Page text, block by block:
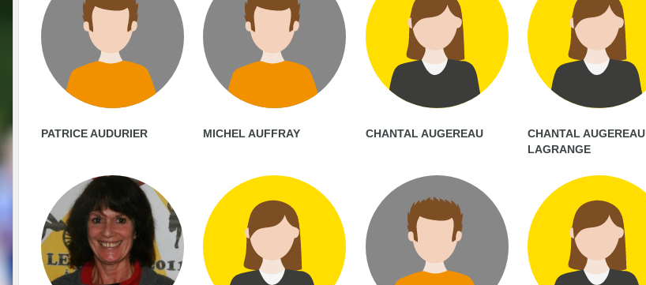
PATRICE AUDURIER MICHEL AUFFRAY CHANTAL AUGEREAU
CHANTAL AUGEREAU
LAGRANGE